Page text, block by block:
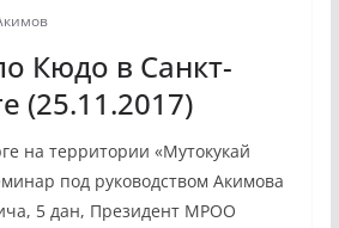
Кюдо в Санкт-
(25.11.2017)
на территории «Мутокукай
под руководством Акимова
5 дан, Президент МРОО